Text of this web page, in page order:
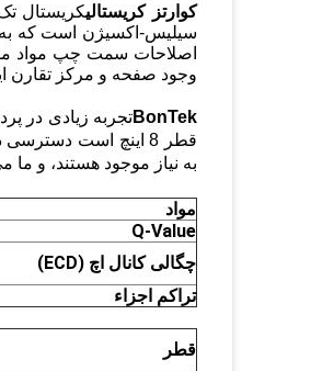
کوارتز کریستالیکریستال
سیلیس-اکسیژن است که به
اصلاحات سمت چپ مواد
وجود صفحه و مرکز تقارن
BonTekتجربه زیادی در
قطر 8 اینچ است دسترسی دارد.به خصوص، ما می توانیم بسیار بسازیم
به نیاز موجود هستند، و ما می‌توانیم برای
مواد
Q-Value
چگالی کانال اچ (ECD)
تراکم اجزاء
قطر